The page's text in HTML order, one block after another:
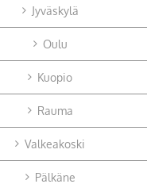
Jyväskylä
Oulu
Kuopio
Rauma
Valkeakoski
Pälkäne